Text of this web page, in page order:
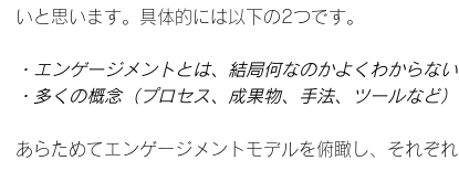
いと思います。具体的には以下の2つです。
・エンゲージメントとは、結局何なのかよくわからない
・多くの概念（プロセス、成果物、手法、ツールなど
あらためてエンゲージメントモデルを俯瞰し、それぞ